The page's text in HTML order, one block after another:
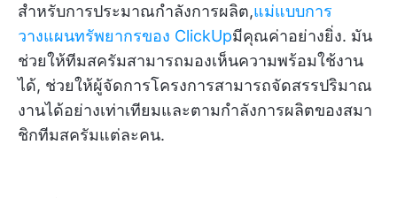
สำหรับการประมาณกำลังการผลิต,แม่แบบการ
วางแผนทรัพยากรของ ClickUpมีคุณค่าอย่างยิ่ง. มัน
ช่วยให้ทีมสครัมสามารถมองเห็นความพร้อมใช้งาน
ได้, ช่วยให้ผู้จัดการโครงการสามารถจัดสรรปริมาณ
งานได้อย่างเท่าเทียมและตามกำลังการผลิตของสมา
ชิกทีมสครัมแต่ละคน.